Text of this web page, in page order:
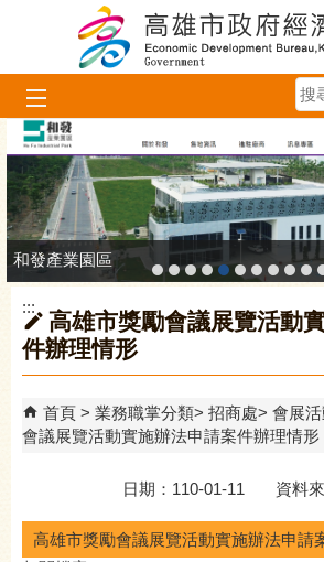
跳到主要內容區塊
和發產業園區
:::
高雄市獎勵會議展覽活動
件辦理情形
首頁 業務職掌分類 招商處 會展
會議展覽活動實施辦法申請案件辦理情形
日期：110-01-11 資料
高雄市獎勵會議展覽活動實施辦法申請